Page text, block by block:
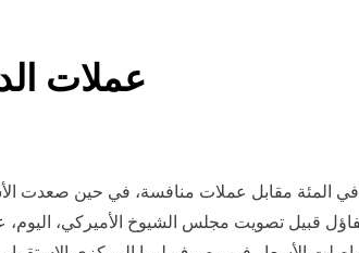
عملات
انخفض الدولار 0.2 في المئة مقابل عملات منافسة، في حين